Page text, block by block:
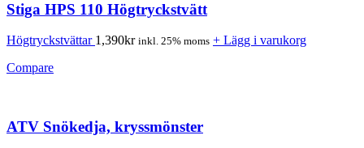
Stiga HPS 110 Högtryckstvätt
Högtryckstvättar 1,390kr inkl. 25% moms + Lägg i varukorg
Compare
ATV Snökedja, kryssmönster